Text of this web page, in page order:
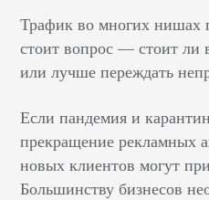
Трафик во многих нишах
стоит вопрос — стоит ли
или лучше переждать
Если пандемия и
прекращение рекламных
новых клиентов могут
Большинству бизнесов